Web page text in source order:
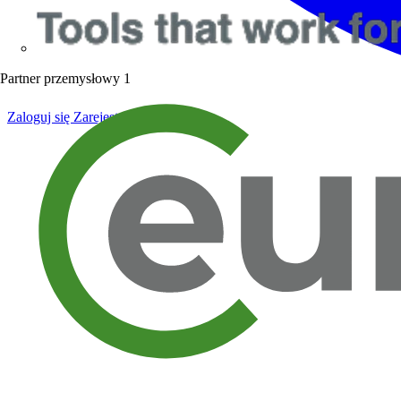
Partner przemysłowy 1
Zaloguj się Zarejestruj się